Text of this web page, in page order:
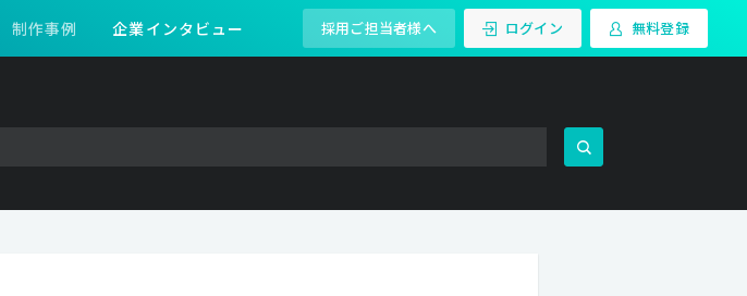
制作事例 企業インタビュー 採用ご担当者様へ ログイン 無料登録